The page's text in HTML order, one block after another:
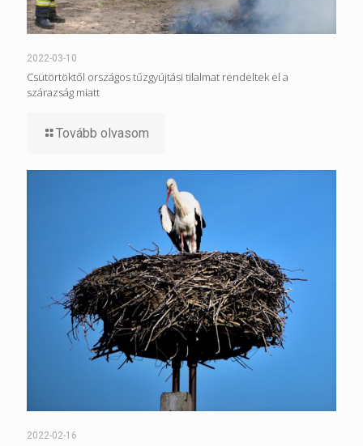
2022-03-10
Csütörtöktől országos tűzgyújtási tilalmat rendeltek el a
szárazság miatt
Tovább olvasom
2022-02-16